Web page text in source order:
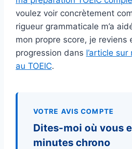
voulez voir concrètement
rigueur grammaticale m’a
mon propre score, je reviens
progression dans l’article
au TOEIC.
VOTRE AVIS COMPTE
Dites-moi où vous
minutes chrono